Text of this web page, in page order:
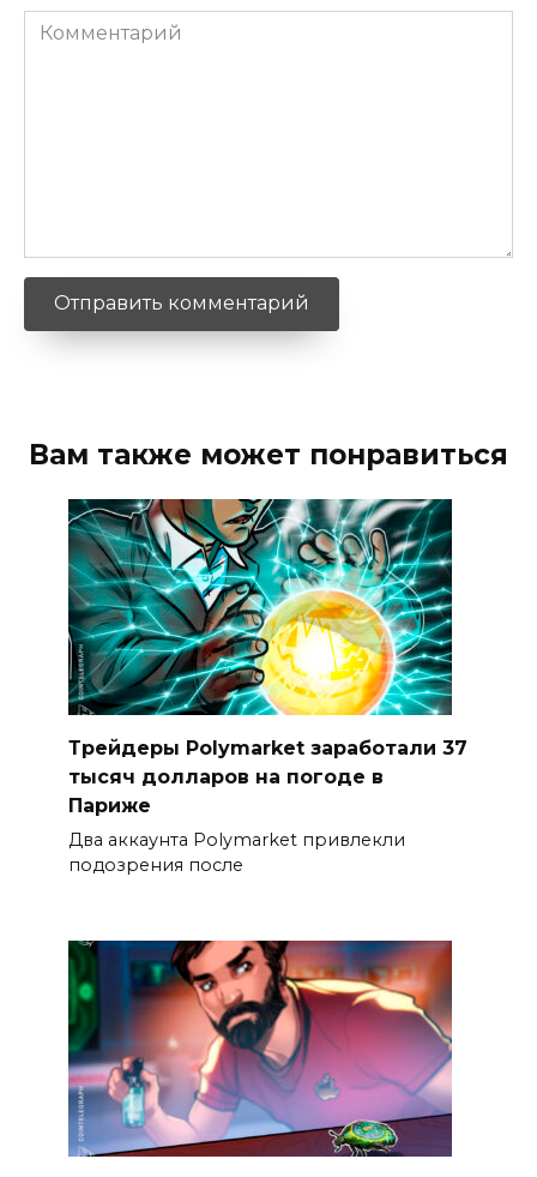
Комментарий
Вам также может понравиться
Трейдеры Polymarket заработали 37
тысяч долларов на погоде в
Париже
Два аккаунта Polymarket привлекли
подозрения после